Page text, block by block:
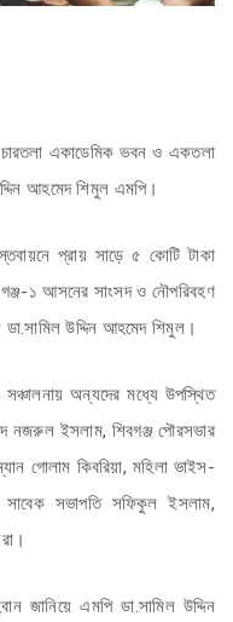
চারতলা একাডেমিক ভবন ও একতলা
আহমেদ শিমুল এমপি।
প্রায় সাড়ে ৫ কোটি টাকা
১ আসনের সাংসদ ও নৌপরিবহণ
ডা.সামিল উদ্দিন আহমেদ শিমুল।
সঞ্চালনায় অন্যদের মধ্যে উপস্থিত
নজরুল ইসলাম, শিবগঞ্জ পৌরসভার
গোলাম কিবরিয়া, মহিলা ভাইস-
সাবেক সভাপতি সফিকুল ইসলাম,
জানিয়ে এমপি ডা.সামিল উদ্দিন